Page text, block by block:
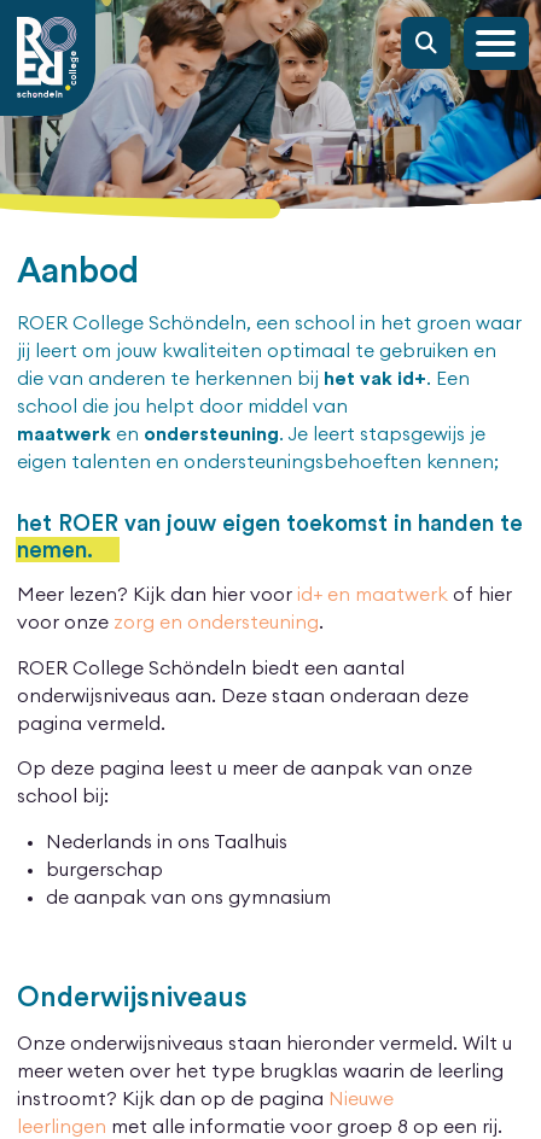
Aanbod
ROER College Schöndeln, een school in het groen waar
jij leert om jouw kwaliteiten optimaal te gebruiken en
die van anderen te herkennen bij het vak id+. Een
school die jou helpt door middel van
maatwerken ondersteuning. Je leert stapsgewijs je
eigen talenten en ondersteuningsbehoeften kennen;
het ROER van jouw eigen toekomst in handen te
nemen.
Meer lezen? Kijk dan hier voorid+ en maatwerk of hier
voor onze zorg en ondersteuning.
ROER College Schöndeln biedt een aantal
onderwijsniveaus aan. Deze staan onderaan deze
pagina vermeld.
Op deze pagina leest u meer de aanpak van onze
school bij:
Nederlands in ons Taalhuis
burgerschap
de aanpak van ons gymnasium
Onderwijsniveaus
Onze onderwijsniveaus staan hieronder vermeld. Wilt u
meer weten over het type brugklas waarin de leerling
instroomt? Kijk dan op de pagina Nieuwe
leerlingen met alle informatie voor groep 8 op een rij.